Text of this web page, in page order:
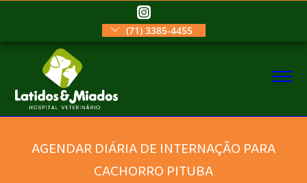
(71) 3385-4455
AGENDAR DIÁRIA DE INTERNAÇÃO PARA
CACHORRO PITUBA